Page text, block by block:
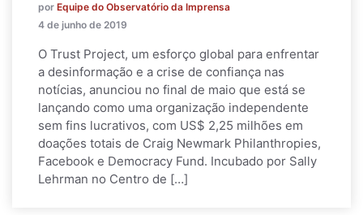
por Equipe do Observatório da Imprensa
4 de junho de 2019
O Trust Project, um esforço global para enfrentar
a desinformação e a crise de confiança nas
notícias, anunciou no final de maio que está se
lançando como uma organização independente
sem fins lucrativos, com US$ 2,25 milhões em
doações totais de Craig Newmark Philanthropies,
Facebook e Democracy Fund. Incubado por Sally
Lehrman no Centro de […]